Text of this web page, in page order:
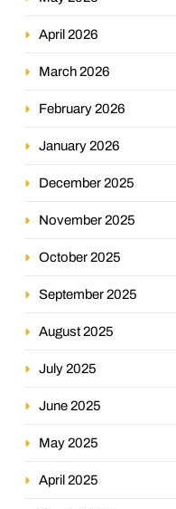
April 2026
March 2026
February 2026
January 2026
December 2025
November 2025
October 2025
September 2025
August 2025
July 2025
June 2025
May 2025
April 2025